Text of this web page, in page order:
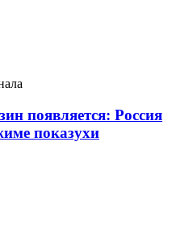
появляется: Россия
показухи